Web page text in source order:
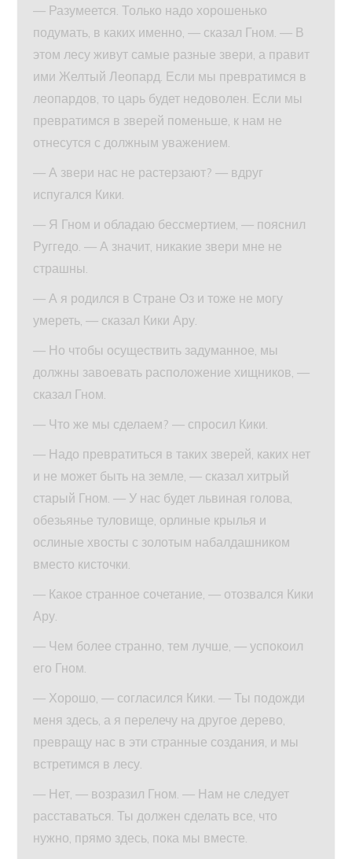
— Разумеется. Только надо хорошенько
подумать, в каких именно, — сказал Гном. — В
этом лесу живут самые разные звери, а правит
ими Желтый Леопард. Если мы превратимся в
леопардов, то царь будет недоволен. Если мы
превратимся в зверей поменьше, к нам не
отнесутся с должным уважением.
— А звери нас не растерзают? — вдруг
испугался Кики.
— Я Гном и обладаю бессмертием, — пояснил
Руггедо. — А значит, никакие звери мне не
страшны.
— А я родился в Стране Оз и тоже не могу
умереть, — сказал Кики Ару.
— Но чтобы осуществить задуманное, мы
должны завоевать расположение хищников, —
сказал Гном.
— Что же мы сделаем? — спросил Кики.
— Надо превратиться в таких зверей, каких нет
и не может быть на земле, — сказал хитрый
старый Гном. — У нас будет львиная голова,
обезьянье туловище, орлиные крылья и
ослиные хвосты с золотым набалдашником
вместо кисточки.
— Какое странное сочетание, — отозвался Кики
Ару.
— Чем более странно, тем лучше, — успокоил
его Гном.
— Хорошо, — согласился Кики. — Ты подожди
меня здесь, а я перелечу на другое дерево,
превращу нас в эти странные создания, и мы
встретимся в лесу.
— Нет, — возразил Гном. — Нам не следует
расставаться. Ты должен сделать все, что
нужно, прямо здесь, пока мы вместе.